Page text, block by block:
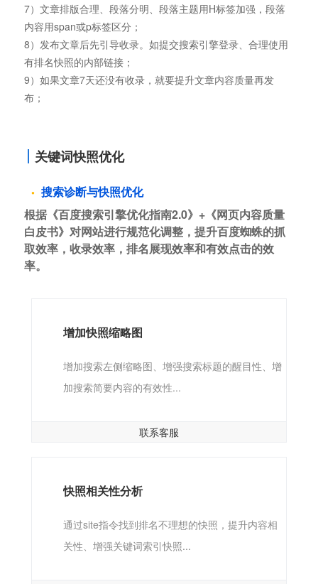
7）文章排版合理、段落分明、段落主题用H标签加强，段落
内容用span或p标签区分；
8）发布文章后先引导收录。如提交搜索引擎登录、合理使用
有排名快照的内部链接；
9）如果文章7天还没有收录，就要提升文章内容质量再发
布；
关键词快照优化
搜索诊断与快照优化
根据《百度搜索引擎优化指南2.0》+《网页内容质量
白皮书》对网站进行规范化调整，提升百度蜘蛛的抓
取效率，收录效率，排名展现效率和有效点击的效
率。
增加快照缩略图
增加搜索左侧缩略图、增强搜索标题的醒目性、增
加搜索简要内容的有效性...
联系客服
快照相关性分析
通过site指令找到排名不理想的快照，提升内容相
关性、增强关键词索引快照...